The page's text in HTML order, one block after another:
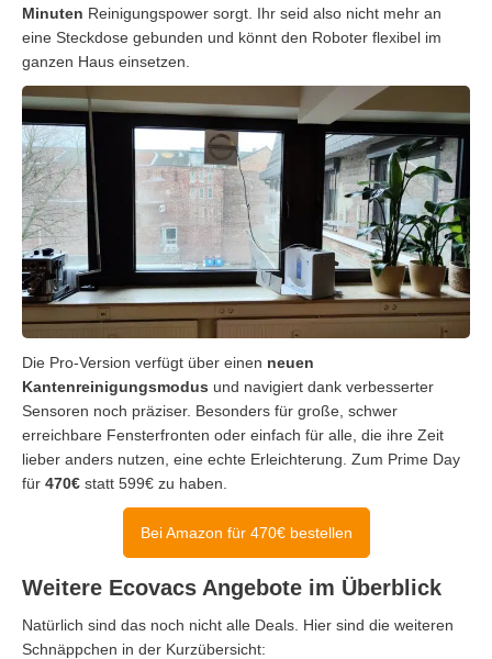
Minuten Reinigungspower sorgt. Ihr seid also nicht mehr an
eine Steckdose gebunden und könnt den Roboter flexibel im
ganzen Haus einsetzen.
Die Pro-Version verfügt über einen neuen
Kantenreinigungsmodus und navigiert dank verbesserter
Sensoren noch präziser. Besonders für große, schwer
erreichbare Fensterfronten oder einfach für alle, die ihre Zeit
lieber anders nutzen, eine echte Erleichterung. Zum Prime Day
für 470€ statt 599€ zu haben.
Bei Amazon für 470€ bestellen
Weitere Ecovacs Angebote im Überblick
Natürlich sind das noch nicht alle Deals. Hier sind die weiteren
Schnäppchen in der Kurzübersicht: